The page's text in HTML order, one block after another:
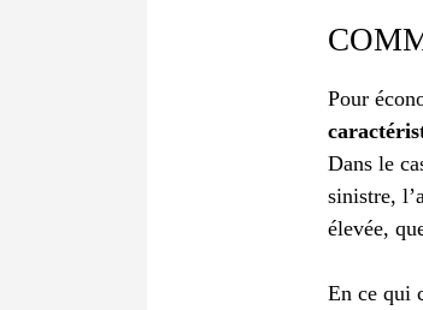
Pour
Dans le
sinistre,
élevée,
En ce qui